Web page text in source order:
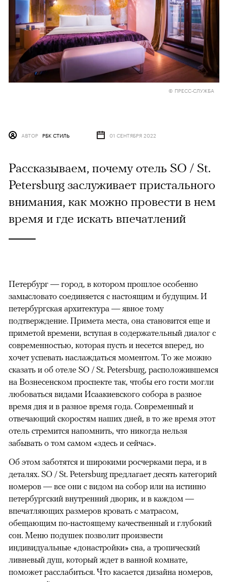
© ПРЕСС-СЛУЖБА
АВТОР РБК СТИЛЬ 01 СЕНТЯБРЯ 2022
Рассказываем, почему отель SO / St.
Petersburg заслуживает пристального
внимания, как можно провести в нем
время и где искать впечатлений
Петербург — город, в котором прошлое особенно
замысловато соединяется с настоящим и будущим. И
петербургская архитектура — явное тому
подтверждение. Примета места, она становится еще и
приметой времени, вступая в содержательный диалог с
современностью, которая пусть и несется вперед, но
хочет успевать наслаждаться моментом. То же можно
сказать и об отеле SO / St. Petersburg, расположившемся
на Вознесенском проспекте так, чтобы его гости могли
любоваться видами Исаакиевского собора в разное
время дня и в разное время года. Современный и
отвечающий скоростям наших дней, в то же время этот
отель стремится напомнить, что никогда нельзя
забывать о том самом «здесь и сейчас».
Об этом заботятся и широкими росчерками пера, и в
деталях. SO / St. Petersburg предлагает десять категорий
номеров — все они с видом на собор или на истинно
петербургский внутренний дворик, и в каждом —
впечатляющих размеров кровать с матрасом,
обещающим по-настоящему качественный и глубокий
сон. Меню подушек позволит произвести
индивидуальные «донастройки» сна, а тропический
ливневый душ, который ждет в ванной комнате,
поможет расслабиться. Что касается дизайна номеров,